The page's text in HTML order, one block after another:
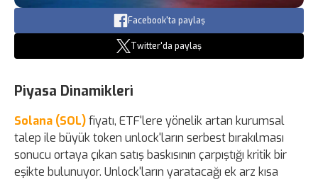
Facebook'ta paylaş
Twitter'da paylaş
Piyasa Dinamikleri
Solana (SOL)fiyatı, ETF'lere yönelik artan kurumsal
talep ile büyük token unlock'ların serbest bırakılması
sonucu ortaya çıkan satış baskısının çarpıştığı kritik bir
eşikte bulunuyor. Unlock'ların yaratacağı ek arz kısa